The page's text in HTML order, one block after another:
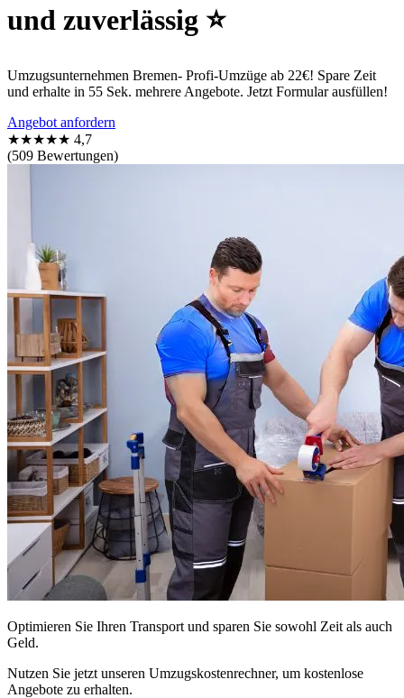
und zuverlässig ⭐
Umzugsunternehmen Bremen- Profi-Umzüge ab 22€! Spare Zeit
und erhalte in 55 Sek. mehrere Angebote. Jetzt Formular ausfüllen!
Angebot anfordern
★★★★★ 4,7
(509 Bewertungen)
Optimieren Sie Ihren Transport und sparen Sie sowohl Zeit als auch
Geld.
Nutzen Sie jetzt unseren Umzugskostenrechner, um kostenlose
Angebote zu erhalten.